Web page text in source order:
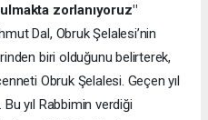
zorlanıyoruz"
Dal, Obruk Şelalesi’nin
biri olduğunu belirterek,
Obruk Şelalesi. Geçen yıl
yıl Rabbimin verdiği